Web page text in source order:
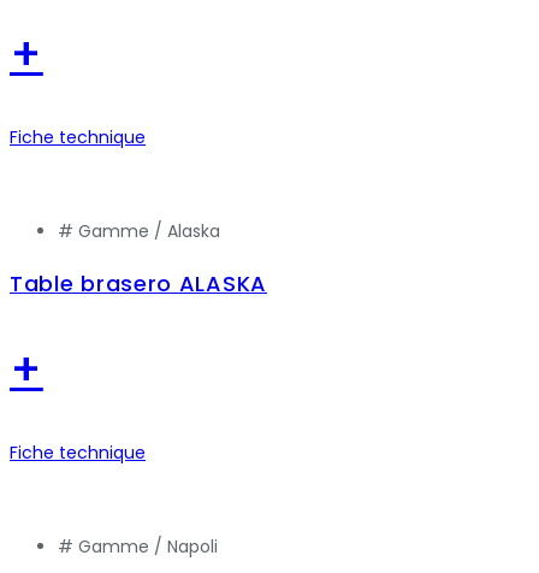
+
Fiche technique
# Gamme / Alaska
Table brasero ALASKA
+
Fiche technique
# Gamme / Napoli